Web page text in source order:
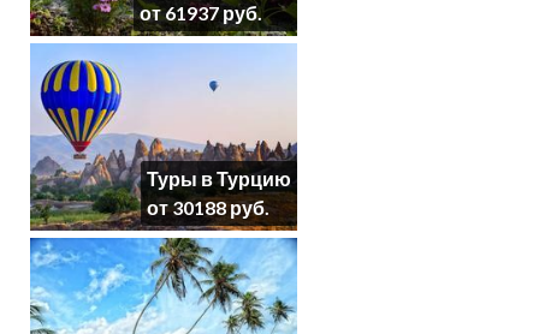
от 61937 руб.
Туры в Турцию
от 30188 руб.